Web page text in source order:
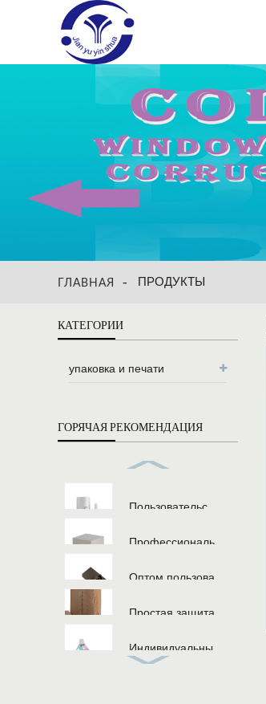
ГЛАВНАЯ ПРОДУКТЫ
КАТЕГОРИИ
упаковка и печати
ГОРЯЧАЯ РЕКОМЕНДАЦИЯ
Пользовательс...
Профессиональ...
Оптом пользова...
Простая защита...
Индивидуальны...